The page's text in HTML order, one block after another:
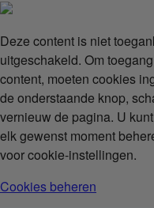
Deze content is niet
uitgeschakeld. Om
content, moeten cookies
de onderstaande knop,
vernieuw de pagina. U
elk gewenst moment
voor cookie-instellingen.
Cookies beheren